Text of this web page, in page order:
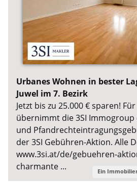
Urbanes Wohnen in bester
Juwel im 7. Bezirk
Jetzt bis zu 25.000 € sparen!
übernimmt die 3SI
und
der 3SI Gebühren-Aktion. Alle
www.3si.at/de/gebuehren-
charmante ...
Ein